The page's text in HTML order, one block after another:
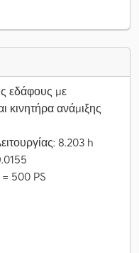
εδάφους με
κινητήρα ανάμιξης
8.203 h
500 PS